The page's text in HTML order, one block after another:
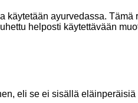
käytetään ayurvedassa. Tämä
helposti käytettävään
eli se ei sisällä